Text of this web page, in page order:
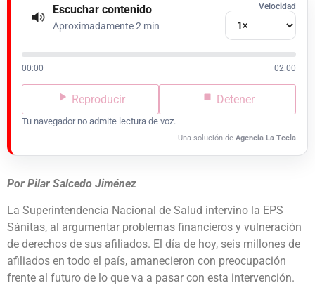
Escuchar contenido
Aproximadamente 2 min
Velocidad
00:00 02:00
Reproducir Detener
Tu navegador no admite lectura de voz.
Una solución de Agencia La Tecla
Por Pilar Salcedo Jiménez
La Superintendencia Nacional de Salud intervino la EPS
Sánitas, al argumentar problemas financieros y vulneración
de derechos de sus afiliados. El día de hoy, seis millones de
afiliados en todo el país, amanecieron con preocupación
frente al futuro de lo que va a pasar con esta intervención.